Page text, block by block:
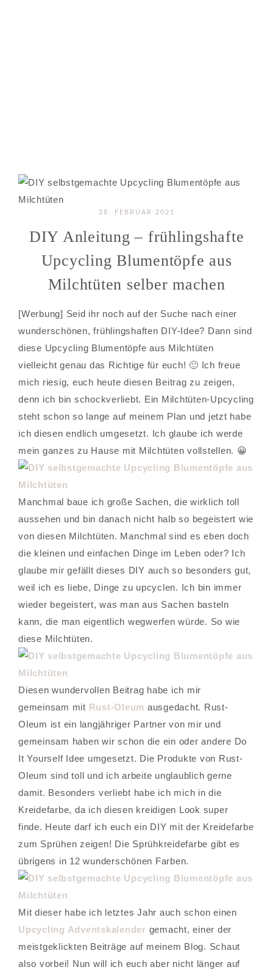
28. FEBRUAR 2021
DIY Anleitung – frühlingshafte
Upcycling Blumentöpfe aus
Milchtüten selber machen
[Werbung] Seid ihr noch auf der Suche nach einer
wunderschönen, frühlingshaften DIY-Idee? Dann sind
diese Upcycling Blumentöpfe aus Milchtüten
vielleicht genau das Richtige für euch! 🙂 Ich freue
mich riesig, euch heute diesen Beitrag zu zeigen,
denn ich bin schockverliebt. Ein Milchtüten-Upcycling
steht schon so lange auf meinem Plan und jetzt habe
ich diesen endlich umgesetzt. Ich glaube ich werde
mein ganzes zu Hause mit Milchtüten vollstellen. 😀
Manchmal baue ich große Sachen, die wirklich toll
aussehen und bin danach nicht halb so begeistert wie
von diesen Milchtüten. Manchmal sind es eben doch
die kleinen und einfachen Dinge im Leben oder? Ich
glaube mir gefällt dieses DIY auch so besonders gut,
weil ich es liebe, Dinge zu upcyclen. Ich bin immer
wieder begeistert, was man aus Sachen basteln
kann, die man eigentlich wegwerfen würde. So wie
diese Milchtüten.
Diesen wundervollen Beitrag habe ich mir
gemeinsam mit Rust-Oleum ausgedacht. Rust-
Oleum ist ein langjähriger Partner von mir und
gemeinsam haben wir schon die ein oder andere Do
It Yourself Idee umgesetzt. Die Produkte von Rust-
Oleum sind toll und ich arbeite unglaublich gerne
damit. Besonders verliebt habe ich mich in die
Kreidefarbe, da ich diesen kreidigen Look super
finde. Heute darf ich euch ein DIY mit der Kreidefarbe
zum Sprühen zeigen! Die Sprühkreidefarbe gibt es
übrigens in 12 wunderschönen Farben.
Mit dieser habe ich letztes Jahr auch schon einen
Upcycling Adventskalender gemacht, einer der
meistgeklickten Beiträge auf meinem Blog. Schaut
also vorbei! Nun will ich euch aber nicht länger auf